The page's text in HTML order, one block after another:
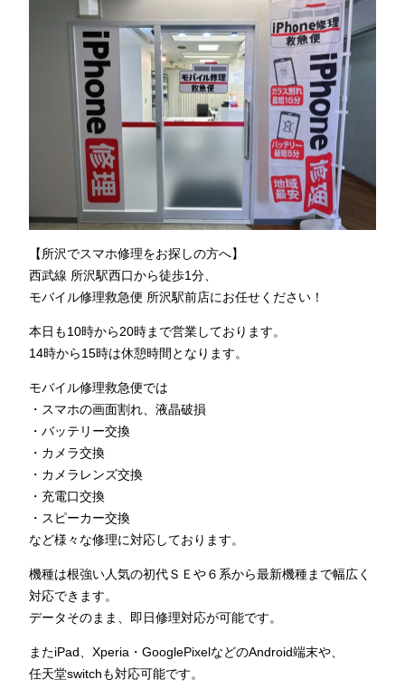
【所沢でスマホ修理をお探しの方へ】
西武線 所沢駅西口から徒歩1分、
モバイル修理救急便 所沢駅前店にお任せください！
本日も10時から20時まで営業しております。
14時から15時は休憩時間となります。
モバイル修理救急便では
・スマホの画面割れ、液晶破損
・バッテリー交換
・カメラ交換
・カメラレンズ交換
・充電口交換
・スピーカー交換
など様々な修理に対応しております。
機種は根強い人気の初代ＳＥや６系から最新機種まで幅広く
対応できます。
データそのまま、即日修理対応が可能です。
またiPad、Xperia・GooglePixelなどのAndroid端末や、
任天堂switchも対応可能です。